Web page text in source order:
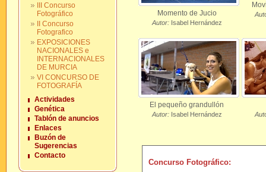
III Concurso
Fotográfico
II Concurso
Fotografico
EXPOSICIONES
NACIONALES e
INTERNACIONALES
DE MURCIA
VI CONCURSO DE
FOTOGRAFÍA
Actividades
Genética
Tablón de anuncios
Enlaces
Buzón de
Sugerencias
Contacto
Momento de Jucio
Autor:Isabel Hernández
El pequeño grandullón
Autor:Isabel Hernández
Concurso Fotográfico: